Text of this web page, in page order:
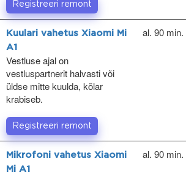
Registreeri remont
Kuulari vahetus Xiaomi Mi
A1
Vestluse ajal on
vestluspartnerit halvasti või
üldse mitte kuulda, kõlar
krabiseb.
al. 90 min.
Registreeri remont
Mikrofoni vahetus Xiaomi
Mi A1
al. 90 min.